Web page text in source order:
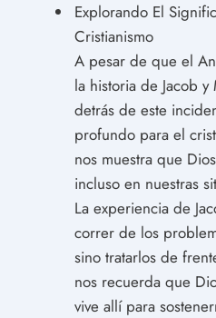
Explorando El
Cristianismo
A pesar de que el
la historia de Jacob
detrás de este
profundo para el
nos muestra que
incluso en nuestras
La experiencia de
correr de los
sino tratarlos de
nos recuerda que
vive allí para